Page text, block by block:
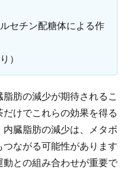
セチン配糖体による作
）
肪の減少が期待されるこ
けでこれらの効果を得る
臓脂肪の減少は、メタボ
ながる可能性があります
との組み合わせが重要で